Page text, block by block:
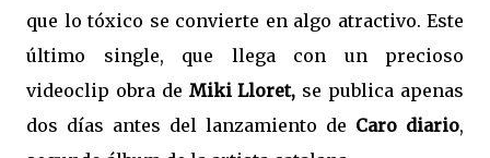
que lo tóxico se convierte en algo atractivo. Este
último single, que llega con un precioso
videoclip obra de Miki Lloret, se publica apenas
dos días antes del lanzamiento de Caro diario,